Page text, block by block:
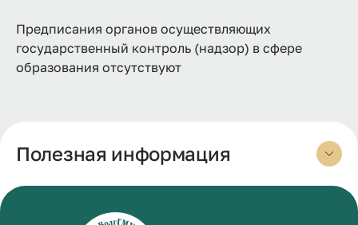
Предписания органов осуществляющих
государственный контроль (надзор) в сфере
образования отсутствуют
Полезная информация